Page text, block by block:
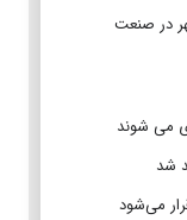
در صنعت
می شوند